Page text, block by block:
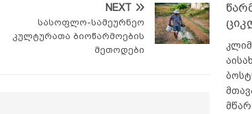
NEXT
სასოფლო-სამეურნეო
კულტურათა ბიოწარმოების
მეთოდები